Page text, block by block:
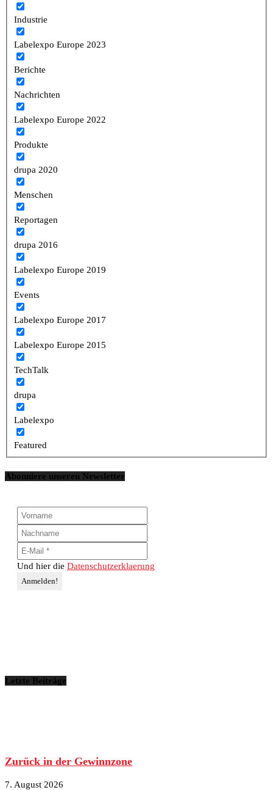
Industrie
Labelexpo Europe 2023
Berichte
Nachrichten
Labelexpo Europe 2022
Produkte
drupa 2020
Menschen
Reportagen
drupa 2016
Labelexpo Europe 2019
Events
Labelexpo Europe 2017
Labelexpo Europe 2015
TechTalk
drupa
Labelexpo
Featured
Abonniere unseren Newsletter
Und hier die Datenschutzerklaerung
Letzte Beiträge
Zurück in der Gewinnzone
7. August 2026